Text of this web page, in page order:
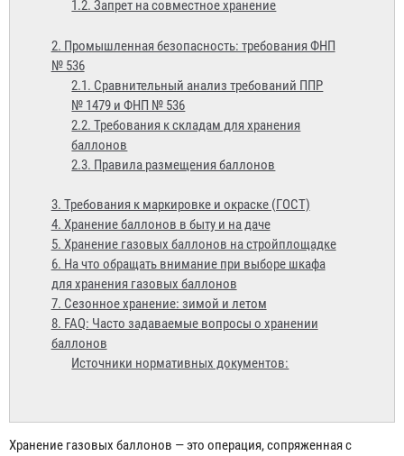
1.2. Запрет на совместное хранение
2. Промышленная безопасность: требования ФНП
№ 536
2.1. Сравнительный анализ требований ППР
№ 1479 и ФНП № 536
2.2. Требования к складам для хранения
баллонов
2.3. Правила размещения баллонов
3. Требования к маркировке и окраске (ГОСТ)
4. Хранение баллонов в быту и на даче
5. Хранение газовых баллонов на стройплощадке
6. На что обращать внимание при выборе шкафа
для хранения газовых баллонов
7. Сезонное хранение: зимой и летом
8. FAQ: Часто задаваемые вопросы о хранении
баллонов
Источники нормативных документов:
Хранение газовых баллонов — это операция, сопряженная с